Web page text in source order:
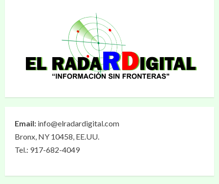
Email: info@elradardigital.com
Bronx, NY 10458, EE.UU.
Tel.: 917-682-4049